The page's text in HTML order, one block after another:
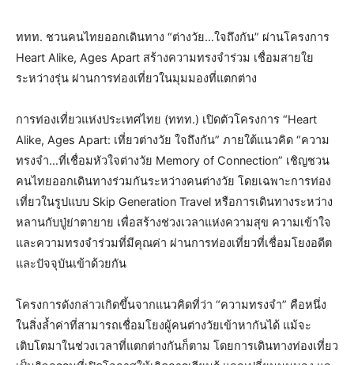
ททท. ชวนคนไทยออกเดินทาง “ต่างวัย…ใจถึงกัน” ผ่านโครงการ
Heart Alike, Ages Apart สร้างความทรงจำร่วม เชื่อมสายใย
ระหว่างรุ่น ผ่านการท่องเที่ยวในมุมมองที่แตกต่าง
การท่องเที่ยวแห่งประเทศไทย (ททท.) เปิดตัวโครงการ “Heart
Alike, Ages Apart: เที่ยวต่างวัย ใจถึงกัน” ภายใต้แนวคิด “ความ
ทรงจำ…ที่เชื่อมหัวใจต่างวัย Memory of Connection” เชิญชวน
คนไทยออกเดินทางร่วมกันระหว่างคนต่างวัย โดยเฉพาะการท่อง
เที่ยวในรูปแบบ Skip Generation Travel หรือการเดินทางระหว่าง
หลานกับปู่ย่าตายาย เพื่อสร้างช่วงเวลาแห่งความสุข ความเข้าใจ
และความทรงจำร่วมที่มีคุณค่า ผ่านการท่องเที่ยวที่เชื่อมโยงอดีต
และปัจจุบันเข้าด้วยกัน
โครงการดังกล่าวเกิดขึ้นจากแนวคิดที่ว่า “ความทรงจำ” คือหนึ่ง
ในสิ่งล้ำค่าที่สามารถเชื่อมโยงผู้คนต่างวัยเข้าหากันได้ แม้จะ
เติบโตมาในช่วงเวลาที่แตกต่างกันก็ตาม โดยการเดินทางท่องเที่ยว